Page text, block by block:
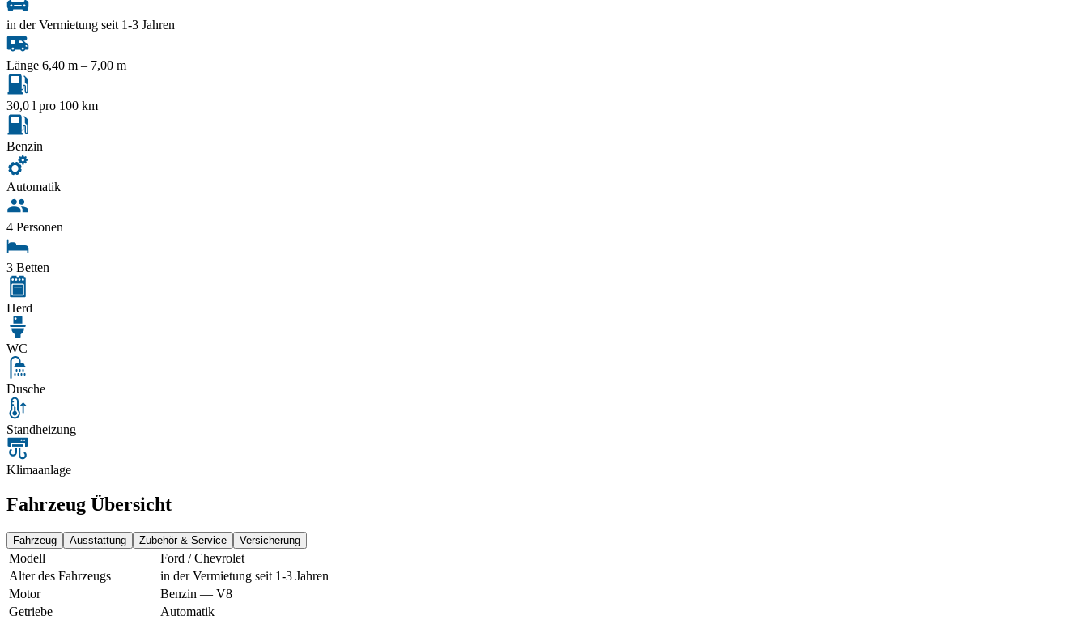
in der Vermietung seit 1-3 Jahren
Länge 6,40 m – 7,00 m
30,0 l pro 100 km
Benzin
Automatik
4 Personen
3 Betten
Herd
WC
Dusche
Standheizung
Klimaanlage
Fahrzeug Übersicht
Fahrzeug Ausstattung Zubehör & Service Versicherung
Modell
Ford / Chevrolet
Alter des Fahrzeugs
in der Vermietung seit 1-3 Jahren
Motor
Benzin — V8
Getriebe
Automatik